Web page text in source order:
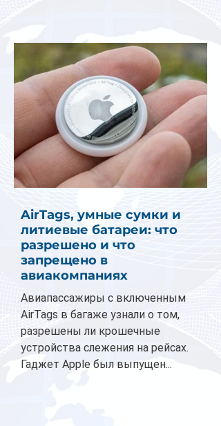
AirTags, умные сумки и
литиевые батареи: что
разрешено и что
запрещено в
авиакомпаниях
Авиапассажиры с включенным
AirTags в багаже узнали о том,
разрешены ли крошечные
устройства слежения на рейсах.
Гаджет Apple был выпущен...